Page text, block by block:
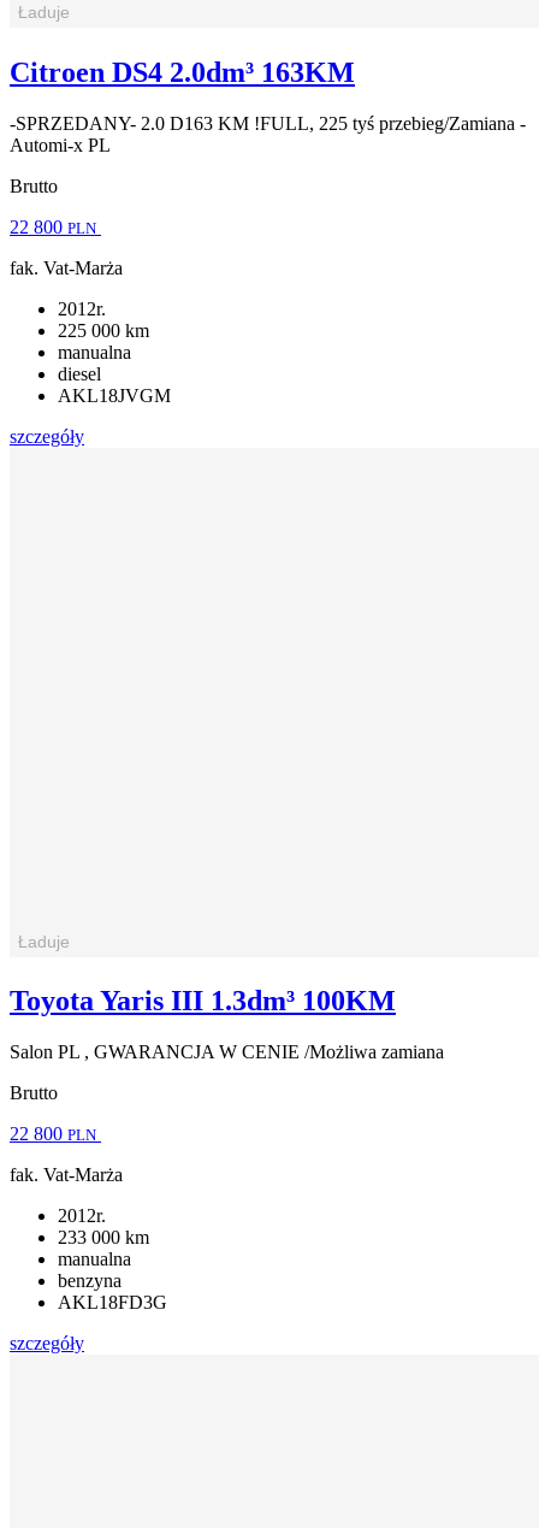
Citroen DS4 2.0dm³ 163KM
-SPRZEDANY- 2.0 D163 KM !FULL, 225 tyś przebieg/Zamiana -
Automi-x PL
Brutto
22 800 PLN
fak. Vat-Marża
2012r.
225 000 km
manualna
diesel
AKL18JVGM
szczegóły
Toyota Yaris III 1.3dm³ 100KM
Salon PL , GWARANCJA W CENIE /Możliwa zamiana
Brutto
22 800 PLN
fak. Vat-Marża
2012r.
233 000 km
manualna
benzyna
AKL18FD3G
szczegóły